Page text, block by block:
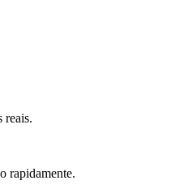
reais.
rapidamente.